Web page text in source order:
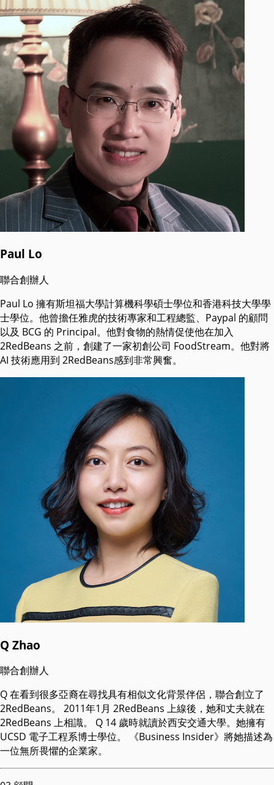
Paul Lo
聯合創辦人
Paul Lo 擁有斯坦福大學計算機科學碩士學位和香港科技大學學
士學位。他曾擔任雅虎的技術專家和工程總監、Paypal 的顧問
以及 BCG 的 Principal。他對食物的熱情促使他在加入
2RedBeans 之前，創建了一家初創公司 FoodStream。他對將
AI 技術應用到 2RedBeans感到非常興奮。
Q Zhao
聯合創辦人
Q 在看到很多亞裔在尋找具有相似文化背景伴侶，聯合創立了
2RedBeans。 2011年1月 2RedBeans 上線後，她和丈夫就在
2RedBeans 上相識。 Q 14 歲時就讀於西安交通大學。她擁有
UCSD 電子工程系博士學位。 《Business Insider》將她描述為
一位無所畏懼的企業家。